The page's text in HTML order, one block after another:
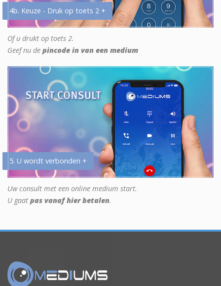
4b. Keuze - Druk op toets 2 +
Of u drukt op toets 2.
Geef nu de pincode in van een medium
5. U wordt verbonden +
Uw consult met een online medium start.
U gaat pas vanaf hier betalen.